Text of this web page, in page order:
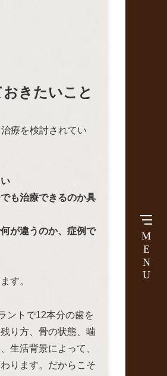
MENU
きたいこと
療を検討されてい
も治療できるのか具
が違うのか、症例で
す。
ントで12本分の歯を
り方、骨の状態、噛
生活背景によって、
ります。だからこそ